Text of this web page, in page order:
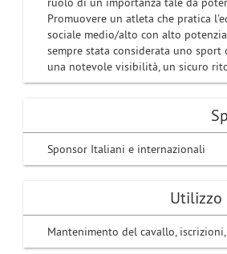
Promuovere un atleta che pratica
sociale medio/alto con alto
sempre stata considerata uno
una notevole visibilità, un sicuro
Sponsor Italiani e internazionali
Utilizzo
Mantenimento del cavallo,